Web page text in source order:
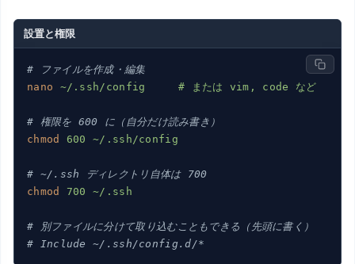
設置と権限
# ファイルを作成・編集
nano
~/.ssh/config     # または vim, code など
# 権限を 600 に（自分だけ読み書き）
chmod
600 ~/.ssh/config
# ~/.ssh ディレクトリ自体は 700
chmod
700 ~/.ssh
# 別ファイルに分けて取り込むこともできる（先頭に書く）
# Include ~/.ssh/config.d/*